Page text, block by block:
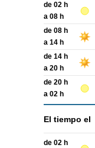
de 02 h
a 08 h
de 08 h
a 14 h
de 14 h
a 20 h
de 20 h
a 02 h
El tiempo el
de 02 h